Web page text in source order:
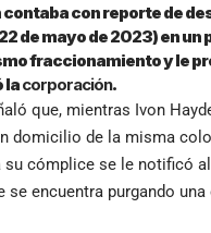
con reporte de
de mayo de 2023) en un
fraccionamiento y le
lacorporación.
que, mientras Ivon
domicilio de la misma
cómplice se le notificó
se encuentra purgando